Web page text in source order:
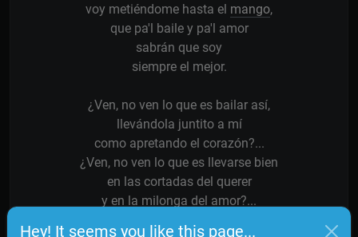
Hey! It seems you like this page...
voy metiéndome hasta el mango,
que pa'l baile y pa'l amor
sabrán que soy
siempre el mejor.
¿Ven, no ven lo que es bailar así,
llevándola juntito a mí
como apretando el corazón?...
¿Ven, no ven lo que es llevarse bien
en las cortadas del querer
y en la milonga del amor?...